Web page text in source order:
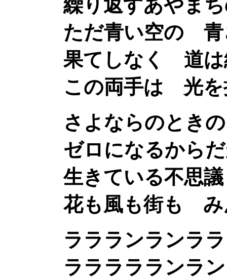
繰り返すあやまち
ただ青い空の 青
果てしなく 道は続
この両手は 光を
さよならのときの
ゼロになるからだ
生きている不思議
花も風も街も み
ララランランララ
ララララランラン